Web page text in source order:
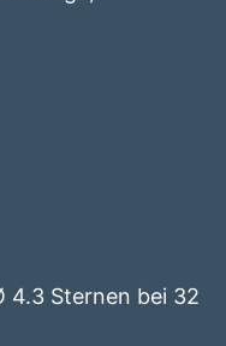
4.3 Sternen bei 32